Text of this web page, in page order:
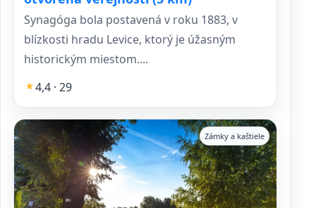
Synagóga bola postavená v roku 1883, v
blízkosti hradu Levice, ktorý je úžasným
historickým miestom....
4,4 · 29
Zámky a kaštiele